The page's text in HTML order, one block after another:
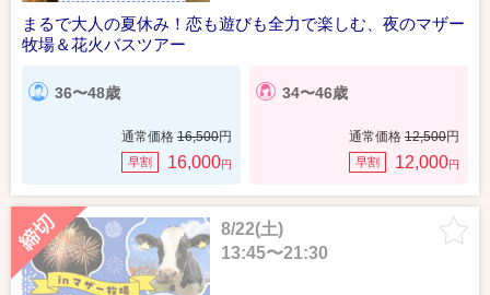
まるで大人の夏休み！恋も遊びも全力で楽しむ、夜のマザー
牧場＆花火バスツアー
36〜48歳
通常価格 16,500円
早割 16,000円
34〜46歳
通常価格 12,500円
早割 12,000円
8/22(土)
13:45〜21:30